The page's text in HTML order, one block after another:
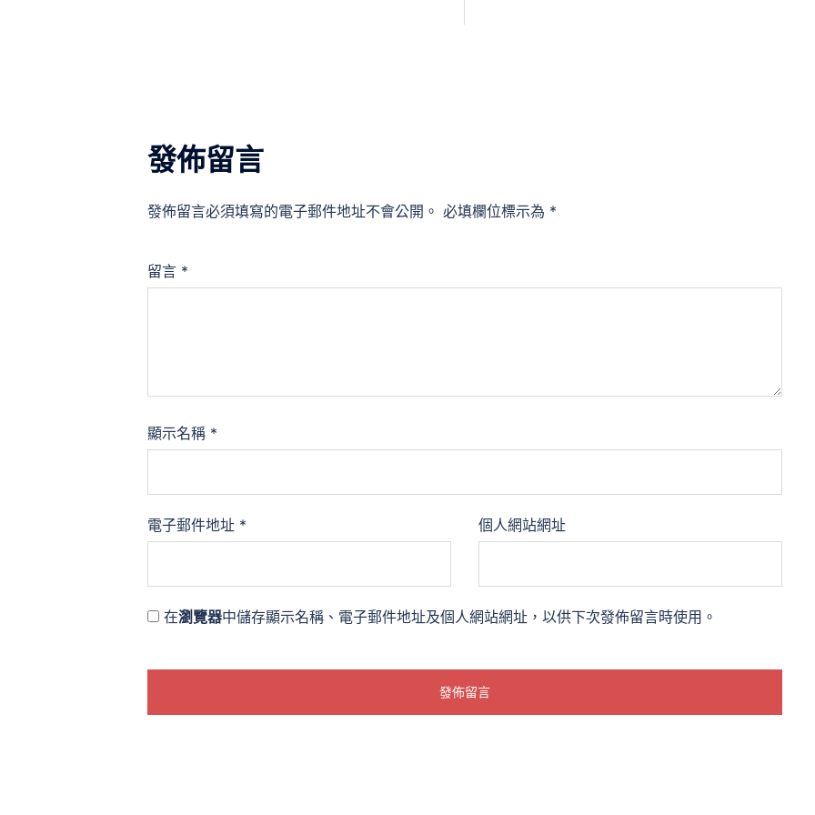
發佈留言
發佈留言必須填寫的電子郵件地址不會公開。 必填欄位標示為 *
留言 *
顯示名稱 *
電子郵件地址 * 個人網站網址
在瀏覽器中儲存顯示名稱、電子郵件地址及個人網站網址，以供下次發佈留言時使用。